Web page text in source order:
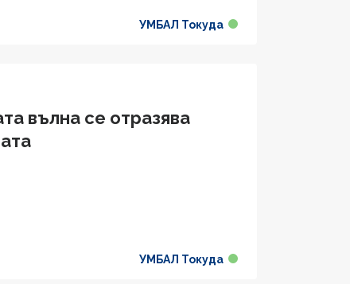
УМБАЛ Токуда
вълна се отразява
УМБАЛ Токуда